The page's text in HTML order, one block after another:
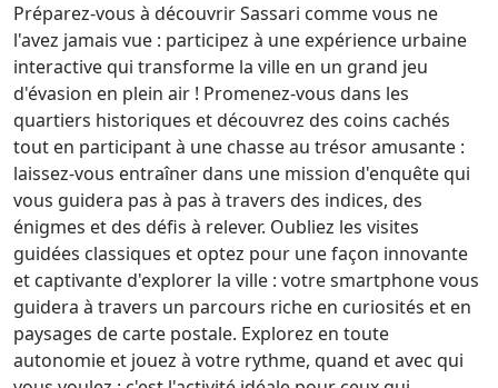
Préparez-vous à découvrir Sassari comme vous ne
l'avez jamais vue : participez à une expérience urbaine
interactive qui transforme la ville en un grand jeu
d'évasion en plein air ! Promenez-vous dans les
quartiers historiques et découvrez des coins cachés
tout en participant à une chasse au trésor amusante :
laissez-vous entraîner dans une mission d'enquête qui
vous guidera pas à pas à travers des indices, des
énigmes et des défis à relever. Oubliez les visites
guidées classiques et optez pour une façon innovante
et captivante d'explorer la ville : votre smartphone vous
guidera à travers un parcours riche en curiosités et en
paysages de carte postale. Explorez en toute
autonomie et jouez à votre rythme, quand et avec qui